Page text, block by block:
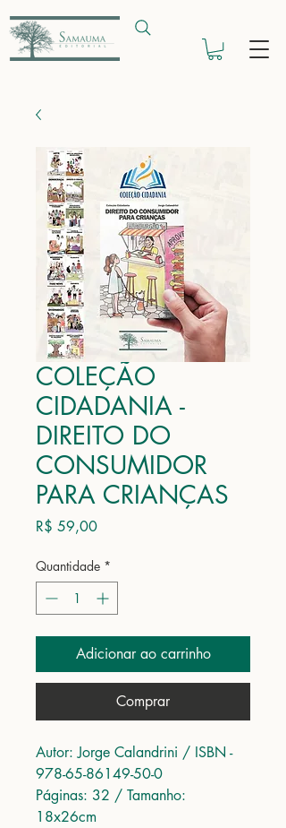
COLEÇÃO
CIDADANIA -
DIREITO DO
CONSUMIDOR
PARA CRIANÇAS
R$ 59,00Preço
Quantidade *
Adicionar ao carrinho
Comprar
Autor: Jorge Calandrini / ISBN -
978-65-86149-50-0
Páginas: 32 / Tamanho:
18x26cm